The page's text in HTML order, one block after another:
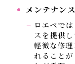
メンテナン
ロエベで
スを提供
軽微な修
れること